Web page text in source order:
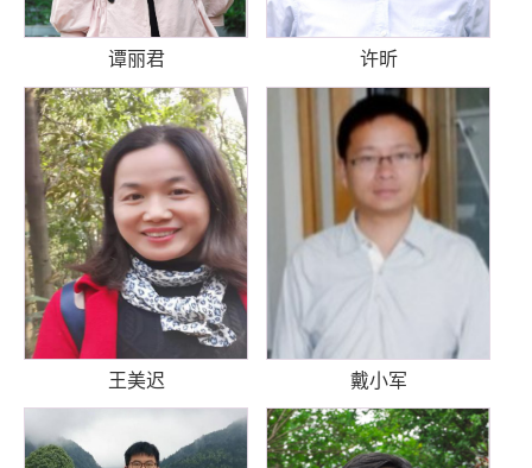
谭丽君 许昕
王美迟 戴小军